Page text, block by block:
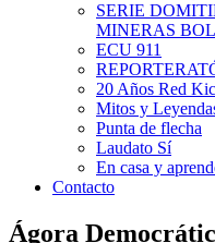
SERIE
MINERAS
ECU 911
20 Años Red
Mitos y
Punta de flecha
Laudato Sí
En casa y
Contacto
Ágora